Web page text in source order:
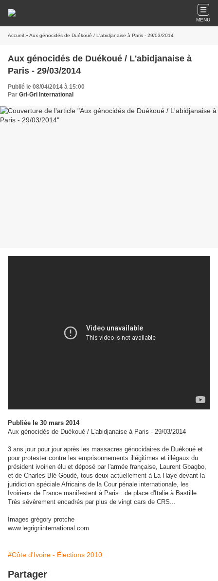
MENU
Accueil » Aux génocidés de Duékoué / L'abidjanaise à Paris - 29/03/2014
Aux génocidés de Duékoué / L'abidjanaise à
Paris - 29/03/2014
Publié le 08/04/2014 à 15:00
Par Gri-Gri International
Publiée le 30 mars 2014
Aux génocidés de Duékoué / L'abidjanaise à Paris - 29/03/2014
3 ans jour pour jour après les massacres génocidaires de Duékoué et
pour protester contre les emprisonnements illégitimes et illégaux du
président ivoirien élu et déposé par l'armée française, Laurent Gbagbo,
et de Charles Blé Goudé, tous deux actuellement à La Haye devant la
juridiction spéciale Africains de la Cour pénale internationale, les
Ivoiriens de France manifestent à Paris...de place d'Italie à Bastille.
Très sévèrement encadrés par plus de vingt cars de CRS...
Images grégory protche
www.legrigriinternational.com
#Côte d'Ivoire - Élections 2010
Partager